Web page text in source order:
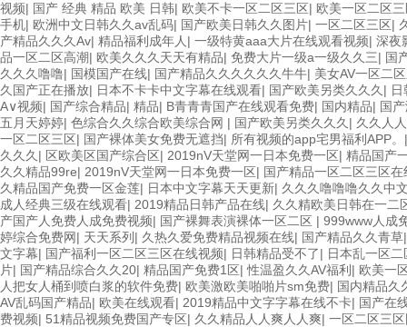
视频| 国产 经典 精品 欧美 日韩| 欧美不卡一区二区三区| 欧美一区二区
手机| 欧洲中文日韩久久av乱码| 国产欧美日韩久久图片| 一区二区三区|
产精品久久久Av| 精品福利成年人 | 一级特黄aaa大片在线观看视频| 深夜
品一区二区高潮| 欧美久久久天天有精品| 免费大片一级a一级久久三| 国
久久久噜噜| 国模国产在线| 国产精品久久久久久久牛牛| 美女AV一区二
久国产正在播放| 日本不卡卡中文字幕在线观看| 国产欧美另类久久久 |
A∨视频| 国产综合精品| 精品| B青青青国产在线观看免费| 国内精品| 国
五月天婷婷| 色综合久久综合欧美综合网 | 国产欧美另类久久久 | 久久人
一区二区三区| 国产裸体美女免费无遮挡| 所有视频的app宅男福利APP。
久久久 | 区欧美区国产综合区| 2019nV天堂网一日本免费一区| 精品国产
久久精品99re| 2019nV天堂网一日本免费一区| 国产精品一区二区三区在
久精品国产免费一区金莲| 日本中文字幕天天更新| 久久久噜噜噜久久中
成人经典三级在线观看| 2019精品日韩产品在线| 久久精欧美日韩在一二
产国产人免费人成免费视频| 国产裸舞表演裸体一区二区 | 999www人成
婷综合免费网| 天天系列 | 久热久爱免费精品视频在线| 国产精品久久青草
文字幕| 国产福利一区二区三区在线视频| 日韩精品受不了| 日本乱一区二
片| 国产精品综合久久20| 精品国产免费1区|性温盈久久AV福利 | 欧美一
人把女人桶到喷白浆的软件免费| 欧美激欧美啪啪片sm免费| 国内精品久
AV乱码国产精品| 欧美在线观看| 2019精品中文字字幕在线不卡| 国产在
费视频| 51精品视频免费国产专区| 久久精品人人爽人人爽| 一区二区三